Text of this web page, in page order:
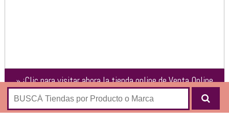
»¡Clic para visitar ahora la tienda online deVenta Online
de Maderas: La Viruta!